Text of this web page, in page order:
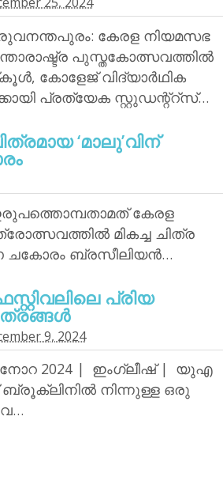
കേരള നിയമസഭ
പുസ്തകോത്സവത്തില്‍
കോളേജ് വിദ്യാര്‍ഥിക
പ്രത്യേക സ്റ്റുഡന്റ്‌റ്‌സ്…
‘മാലു’വിന്
കേരള
മികച്ച ചിത്ര
ബ്രസീലിയന്‍…
പ്രിയ
9, 2024
2024 | ഇംഗ്ലീഷ് | യുഎ
നിന്നുള്ള ഒരു